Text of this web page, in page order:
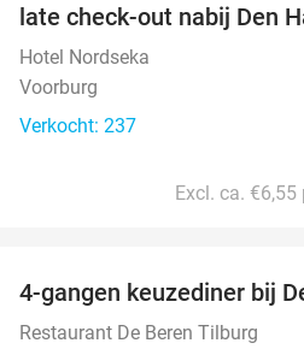
late check-out nabij Den
Hotel Nordseka
Voorburg
Verkocht: 237
Excl. ca.
4-gangen keuzediner bij
Restaurant De Beren Tilburg